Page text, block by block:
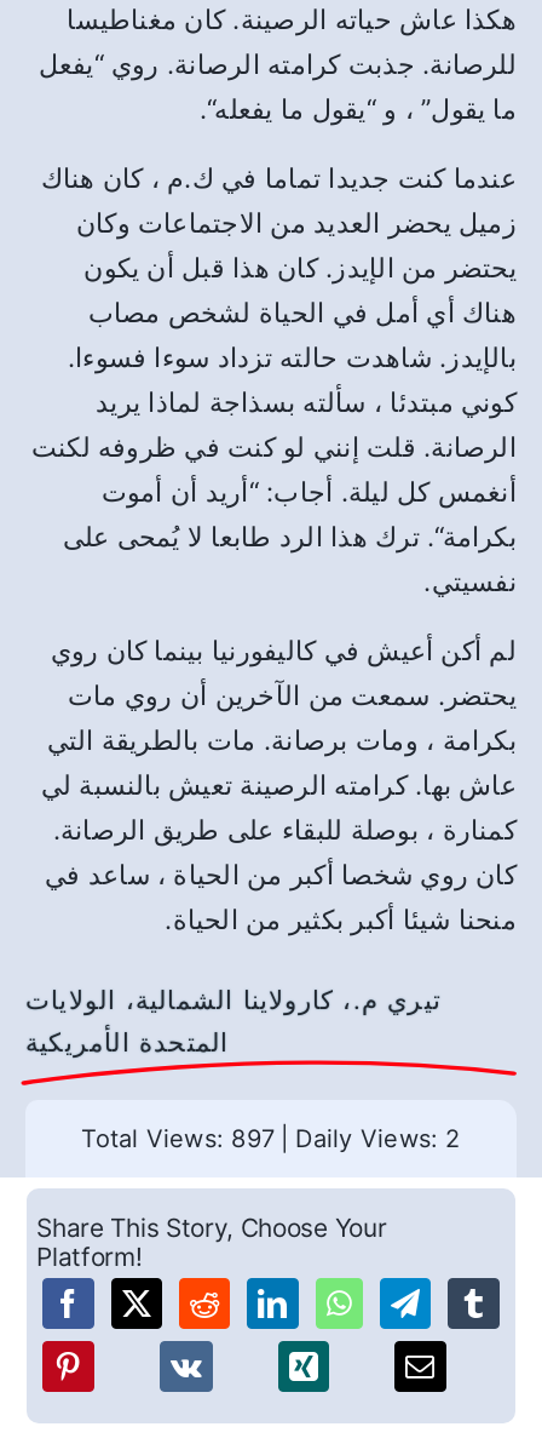
هكذا عاش حياته الرصينة.كان مغناطيسا
للرصانة. جذبت كرامته الرصانة. روي “يفعل
ما يقول” ، و “يقول ما يفعله“.
عندما كنت جديدا تماما في ك.م ، كان هناك
زميل يحضر العديد من الاجتماعات وكان
يحتضر من الإيدز .كان هذا قبل أن يكون
هناك أي أمل في الحياة لشخص مصاب
بالإيدز . شاهدت حالته تزداد سوءا فسوءا.
كوني مبتدئا ، سألته بسذاجة لماذا يريد
الرصانة. قلت إنني لو كنت في ظروفه لكنت
أنغمس كل ليلة. أجاب: “أريد أن أموت
بكرامة“.ترك هذا الرد طابعا لا يُمحى على
نفسيتي.
لم أكن أعيش في كاليفورنيا بينما كان روي
يحتضر . سمعت من الآخرين أن روي مات
بكرامة ، ومات برصانة. مات بالطريقة التي
عاش بها.كرامته الرصينة تعيش بالنسبة لي
كمنارة ، بوصلة للبقاء على طريق الرصانة.
كان روي شخصا أكبر من الحياة ، ساعد في
منحنا شيئا أكبر بكثير من الحياة.
تيري م.، كارولاينا الشمالية، الولايات
المتحدة الأمريكية
Total Views: 897 Daily Views: 2
Share This Story, Choose Your
Platform!